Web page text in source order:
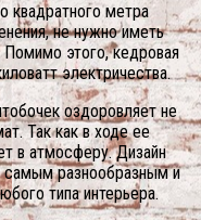
квадратного метра
не нужно иметь
Помимо этого, кедровая
электричества.
оздоровляет не
Так как в ходе ее
в атмосферу. Дизайн
самым разнообразным и
типа интерьера.